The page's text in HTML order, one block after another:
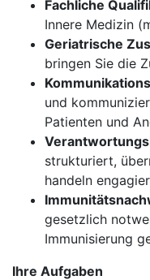
Fachliche
Innere Medizin
Geriatrische
bringen Sie die
und
Patienten und
strukturiert,
handeln
gesetzlich
Immunisierung
Ihre Aufgaben